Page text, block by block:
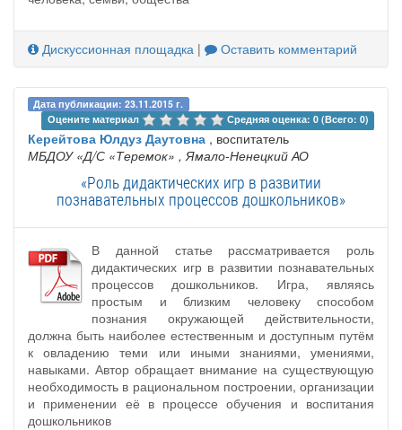
Дискуссионная площадка | Оставить комментарий
Дата публикации: 23.11.2015 г.
Оцените материал
Средняя оценка: 0 (Всего: 0)
Керейтова Юлдуз Даутовна , воспитатель
МБДОУ «Д/С «Теремок» , Ямало-Ненецкий АО
«Роль дидактических игр в развитии
познавательных процессов дошкольников»
В данной статье рассматривается роль
дидактических игр в развитии познавательных
процессов дошкольников. Игра, являясь
простым и близким человеку способом
познания окружающей действительности,
должна быть наиболее естественным и доступным путём
к овладению теми или иными знаниями, умениями,
навыками. Автор обращает внимание на существующую
необходимость в рациональном построении, организации
и применении её в процессе обучения и воспитания
дошкольников